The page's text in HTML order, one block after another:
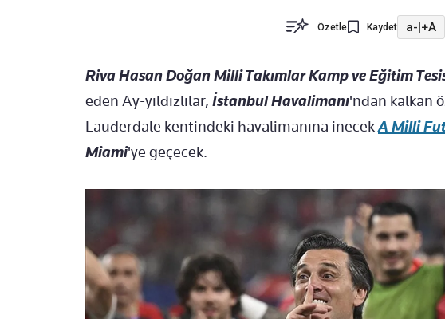
Özetle Kaydet a-|+A
Riva Hasan Doğan Milli Takımlar Kamp ve Eğitim
eden Ay-yıldızlılar, İstanbul Havalimanı'ndan kalkan
Lauderdale kentindeki havalimanına inecekA Milli
Miami'ye geçecek.